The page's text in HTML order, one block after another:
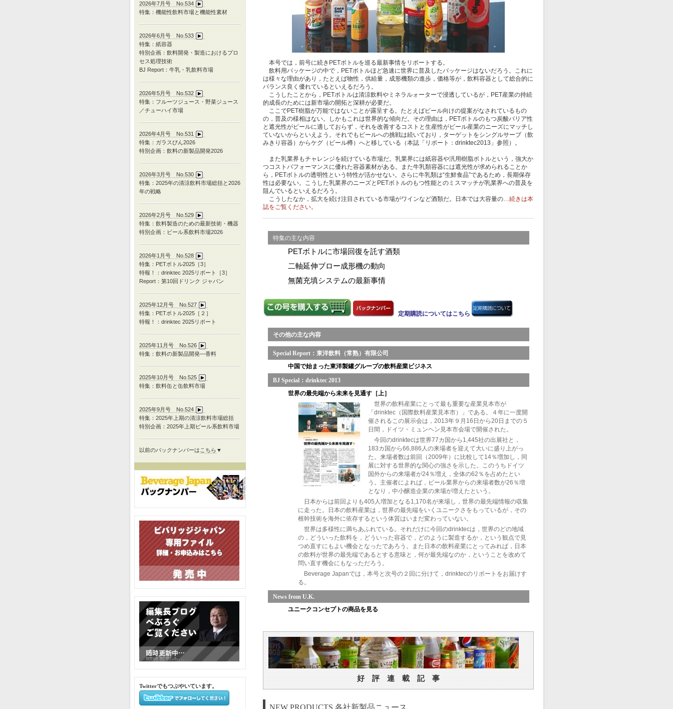
本号では，前号に続きPETボトルを巡る最新事情をリポートする。
飲料用パッケージの中で，PETボトルほど急速に世界に普及したパッケージはないだろう。これに
は様々な理由があり，たとえば物性，供給量，成形機類の進歩，価格等が，飲料容器として総合的に
バランス良く優れているといえるだろう。
こうしたことから，PETボトルは清涼飲料やミネラルォーターで浸透しているが，PET産業の持続
的成長のためには新市場の開拓と深耕が必要だ。
ここでPET樹脂が万能ではないことが露呈する。たとえばビール向けの提案がなされているもの
の，普及の様相はない。しかもこれは世界的な傾向だ。その理由は，PETボトルのもつ炭酸バリア性
と遮光性がビールに適しておらず，それを改善するコストと生産性がビール産業のニーズにマッチし
ていないからといえよう。それでもビールへの挑戦は続いており，ターゲットをシングルサーブ（飲
みきり容器）からケグ（ビール樽）へと移している（本誌「リポート：drinktec2013」参照）。
また乳業界もチャレンジを続けている市場だ。乳業界には紙容器や汎用樹脂ボトルという，強大か
つコストパフォーマンスに優れた容器素材がある。また牛乳類容器には遮光性が求められることか
ら，PETボトルの透明性という特性が活かせない。さらに牛乳類は“生鮮食品”であるため，長期保存
性は必要ない。こうした乳業界のニーズとPETボトルのもつ性能とのミスマッチが乳業界への普及を
阻んでいるといえるだろう。
こうしたなか，拡大を続け注目されている市場がワインなど酒類だ。日本では大容量の…続きは本
誌をご覧ください。
特集の主な内容
PETボトルに市場回復を託す酒類
二軸延伸ブロー成形機の動向
無菌充填システムの最新事情
定期購読についてはこちら
その他の主な内容
Special Report：東洋飲料（常熟）有限公司
中国で始まった東洋製罐グループの飲料産業ビジネス
BJ Special：drinktec 2013
世界の最先端から未来を見通す［上］
世界の飲料産業にとって最も重要な産業見本市が
「drinktec（国際飲料産業見本市）」である。４年に一度開
催されるこの展示会は，2013年９月16日から20日までの５
日間，ドイツ・ミュンヘン見本市会場で開催された。
今回のdrinktecは世界77カ国から1,445社の出展社と，
183カ国から66,886人の来場者を迎えて大いに盛り上がっ
た。来場者数は前回（2009年）に比較して14％増加し，同
展に対する世界的な関心の強さを示した。このうちドイツ
国外からの来場者が24％増え，全体の62％を占めたとい
う。主催者によれば，ビール業界からの来場者数が26％増
となり，中小醸造企業の来場が増えたという。
日本からは前回よりも405人増加となる1,170名が来場し，世界の最先端情報の収集
に走った。日本の飲料産業は，世界の最先端をいくユニークさをもっているが，その
根幹技術を海外に依存するという体質はいまだ変わっていない。
世界は多様性に満ちあふれている。それだけに今回のdrinktecは，世界のどの地域
の，どういった飲料を，どういった容器で，どのように製造するか，という観点で見
つめ直すにもよい機会となったであろう。また日本の飲料産業にとってみれば，日本
の飲料が世界の最先端であるとする意味と，何が最先端なのか，ということを改めて
問い直す機会にもなっただろう。
Beverage Japanでは，本号と次号の２回に分けて，drinktecのリポートをお届けす
る。
News from U.K.
ユニークコンセプトの商品を見る
好 評 連 載 記 事
2026年7月号 No.534
特集：機能性飲料市場と機能性素材
2026年6月号 No.533
特集：紙容器
特別企画：飲料開発・製造におけるプロ
セス処理技術
BJ Report：牛乳・乳飲料市場
2026年5月号 No.532
特集：フルーツジュース・野菜ジュース
／チューハイ市場
2026年4月号 No.531
特集：ガラスびん2026
特別企画：飲料の新製品開発2026
2026年3月号 No.530
特集： 2025年の清涼飲料市場総括と2026
年の戦略
2026年2月号 No.529
特集：飲料製造のための最新技術・機器
特別企画：ビール系飲料市場2026
2026年1月号 No.528
特集：PETボトル2025［3］
特報！：drinktec 2025リポート［3］
Report：第10回ドリンク ジャパン
2025年12月号 No.527
特集： PETボトル2025［２］
特報！： drinktec 2025リポート
2025年11月号 No.526
特集：飲料の新製品開発―香料
2025年10月号 No.525
特集：飲料缶と缶飲料市場
2025年9月号 No.524
特集： 2025年上期の清涼飲料市場総括
特別企画： 2025年上期ビール系飲料市場
以前のバックナンバーは こちら ▼
Twitterでもつぶやいています。